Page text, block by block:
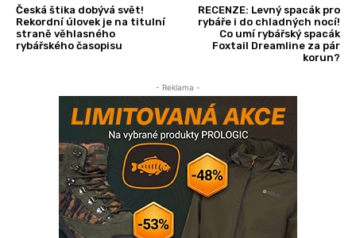
Česká štika dobývá svět!
Rekordní úlovek je na titulní
straně věhlasného
rybářského časopisu
RECENZE: Levný spacák pro
rybáře i do chladných nocí!
Co umí rybářský spacák
Foxtail Dreamline za pár
korun?
- Reklama -